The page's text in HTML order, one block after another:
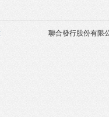
聯合發行股份有限